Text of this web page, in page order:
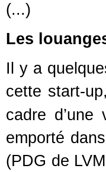
(...)
Les
Il y a
cette start-
cadre d’une
emporté
(PDG de